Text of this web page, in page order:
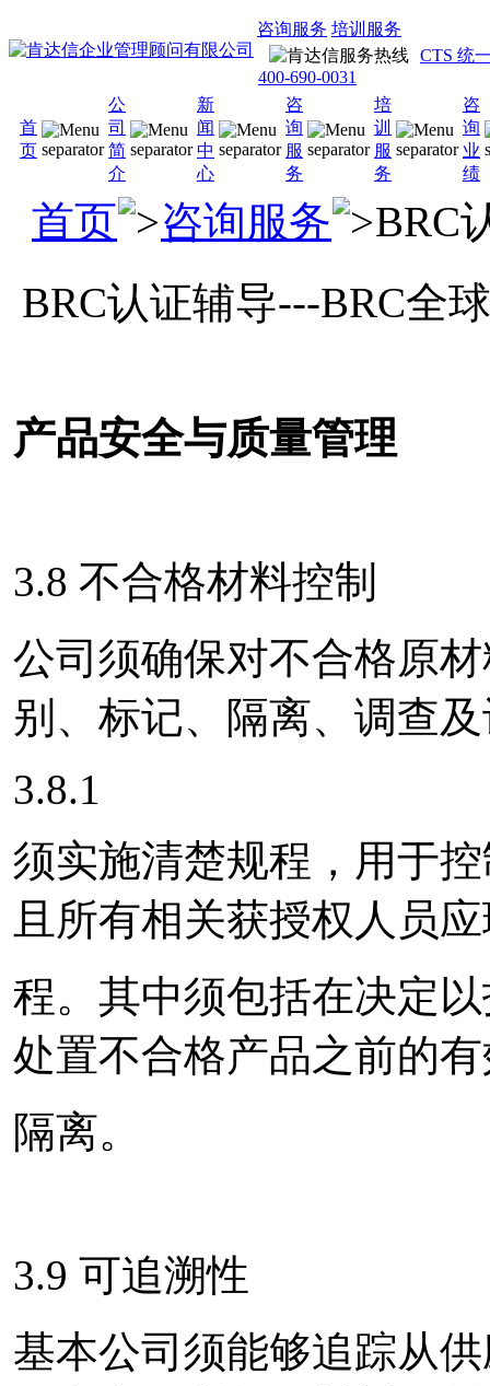
咨询服务 培训服务
CTS 统
400-690-0031
首
页
公
司
简
介
新
闻
中
心
咨
询
服
务
培
训
服
务
咨
询
业
绩
首页 咨询服务
BRC
BRC认证辅导---BRC全
产品安全与质量管理
3.8 不合格材料控制
公司须确保对不合格原
别、标记、隔离、调查
3.8.1
须实施清楚规程，用于
且所有相关获授权人员
程。其中须包括在决定
处置不合格产品之前的
隔离。
3.9 可追溯性
基本公司须能够追踪从